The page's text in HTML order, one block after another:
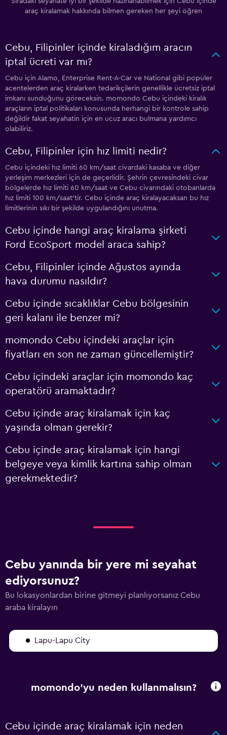
araç kiralamak hakkında bilmen gereken her şeyi öğren
Cebu, Filipinler içinde kiraladığım aracın
iptal ücreti var mı?
Cebu için Alamo, Enterprise Rent-A-Car ve National gibi popüler
acentelerden araç kiralarken tedarikçilerin genellikle ücretsiz iptal
imkanı sunduğunu göreceksin. momondo Cebu içindeki kiralık
araçların iptal politikaları konusunda herhangi bir kontrole sahip
değildir fakat seyahatin için en ucuz aracı bulmana yardımcı
olabiliriz.
Cebu, Filipinler için hız limiti nedir?
Cebu içindeki hız limiti 60 km/saat civardaki kasaba ve diğer
yerleşim merkezleri için de geçerlidir. Şehrin çevresindeki civar
bölgelerde hız limiti 60 km/saat ve Cebu civarındaki otobanlarda
hız limiti 100 km/saat'tir. Cebu içinde araç kiralayacaksan bu hız
limitlerinin sıkı bir şekilde uygulandığını unutma.
Cebu içinde hangi araç kiralama şirketi
Ford EcoSport model araca sahip?
Cebu, Filipinler içinde Ağustos ayında
hava durumu nasıldır?
Cebu içinde sıcaklıklar Cebu bölgesinin
geri kalanı ile benzer mi?
momondo Cebu içindeki araçlar için
fiyatları en son ne zaman güncellemiştir?
Cebu içindeki araçlar için momondo kaç
operatörü aramaktadır?
Cebu içinde araç kiralamak için kaç
yaşında olman gerekir?
Cebu içinde araç kiralamak için hangi
belgeye veya kimlik kartına sahip olman
gerekmektedir?
Cebu yanında bir yere mi seyahat
ediyorsunuz?
Bu lokasyonlardan birine gitmeyi planlıyorsanız Cebu
araba kiralayın
Lapu-Lapu City
momondo'yu neden kullanmalısın?
Cebu içinde araç kiralamak için neden